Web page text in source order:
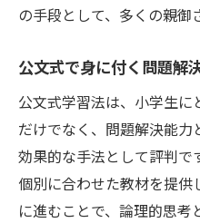
の手段として、多くの親御
公文式で身に付く問題解
公文式学習法は、小学生に
だけでなく、問題解決能
効果的な手法として評判で
個別に合わせた教材を提
に進むことで、論理的思考